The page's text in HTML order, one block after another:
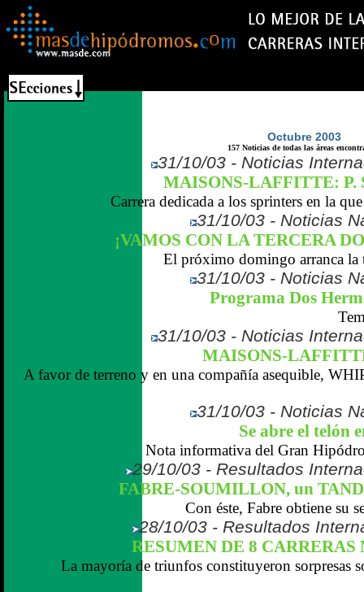
Octubre 2003
157 Noticias de todas las áreas
31/10/03 - Noticias
MAISONS-LAFFITTE: P.
Carrera dedicada a los sprinters en la
31/10/03 - Noticias
¡VAMOS CON LA TERCERA
El próximo domingo arranca la
31/10/03 - Noticias
Programa Dos
31/10/03 - Noticias
MAISONS-
A favor de terreno y en una compañía asequible,
31/10/03 - Noticias
Se abre el telón
Nota informativa del Gran
29/10/03 - Resultados
FABRE-SOUMILLON, un
Con éste, Fabre obtiene su
28/10/03 - Resultados
RESUMEN DE 8
La mayoría de triunfos constituyeron sorpresas